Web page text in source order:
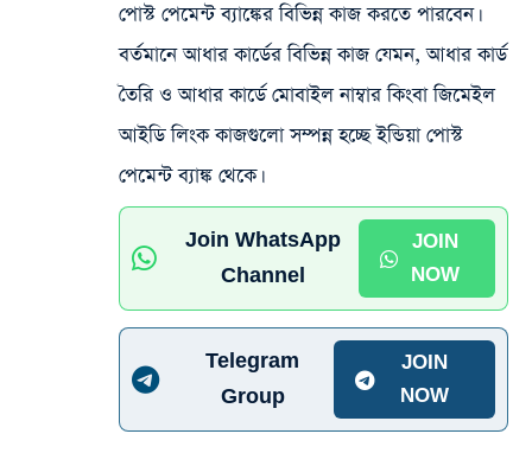
পোস্ট পেমেন্ট ব্যাঙ্কের বিভিন্ন কাজ করতে পারবেন।
বর্তমানে আধার কার্ডের বিভিন্ন কাজ যেমন, আধার কার্ড
তৈরি ও আধার কার্ডে মোবাইল নাম্বার কিংবা জিমেইল
আইডি লিংক কাজগুলো সম্পন্ন হচ্ছে ইন্ডিয়া পোস্ট
পেমেন্ট ব্যাঙ্ক থেকে।
Join WhatsApp
Channel
JOIN
NOW
Telegram
Group
JOIN
NOW